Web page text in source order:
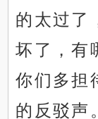
的太过了
坏了，有
你们多担
的反驳声